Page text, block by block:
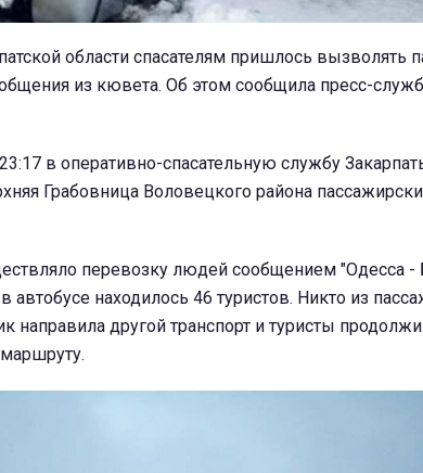
области спасателям пришлось вызволять
из кювета. Об этом сообщила пресс-
в оперативно-спасательную службу
Грабовница Воловецкого района
перевозку людей сообщением "Одесса -
автобусе находилось 46 туристов. Никто из
направила другой транспорт и туристы